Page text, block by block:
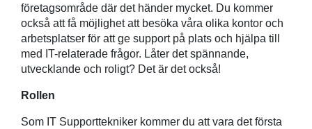
företagsområde där det händer mycket. Du kommer
också att få möjlighet att besöka våra olika kontor och
arbetsplatser för att ge support på plats och hjälpa till
med IT-relaterade frågor. Låter det spännande,
utvecklande och roligt? Det är det också!
Rollen
Som IT Supporttekniker kommer du att vara det första